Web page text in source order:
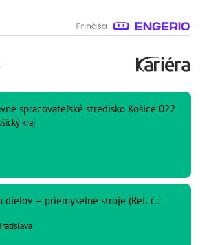
spracovateľské stredisko Košice 022
kraj
dielov – priemyselné stroje (Ref. č.: